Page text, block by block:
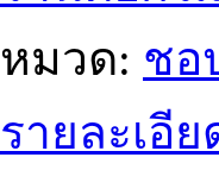
หมวด: ชอ
รายละเอีย